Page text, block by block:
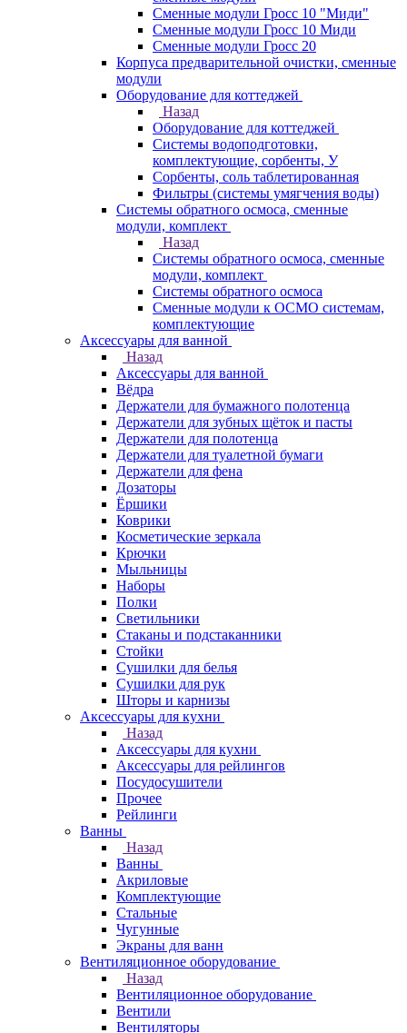
Сменные модули Гросс 10 "Миди"
Сменные модули Гросс 10 Миди
Сменные модули Гросс 20
Корпуса предварительной очистки, сменные
модули
Оборудование для коттеджей
Назад
Оборудование для коттеджей
Системы водоподготовки,
комплектующие, сорбенты, У
Сорбенты, соль таблетированная
Фильтры (системы умягчения воды)
Системы обратного осмоса, сменные
модули, комплект
Назад
Системы обратного осмоса, сменные
модули, комплект
Системы обратного осмоса
Сменные модули к ОСМО системам,
комплектующие
Аксессуары для ванной
Назад
Аксессуары для ванной
Вёдра
Держатели для бумажного полотенца
Держатели для зубных щёток и пасты
Держатели для полотенца
Держатели для туалетной бумаги
Держатели для фена
Дозаторы
Ёршики
Коврики
Косметические зеркала
Крючки
Мыльницы
Наборы
Полки
Светильники
Стаканы и подстаканники
Стойки
Сушилки для белья
Сушилки для рук
Шторы и карнизы
Аксессуары для кухни
Назад
Аксессуары для кухни
Аксессуары для рейлингов
Посудосушители
Прочее
Рейлинги
Ванны
Назад
Ванны
Акриловые
Комплектующие
Стальные
Чугунные
Экраны для ванн
Вентиляционное оборудование
Назад
Вентиляционное оборудование
Вентили
Вентиляторы